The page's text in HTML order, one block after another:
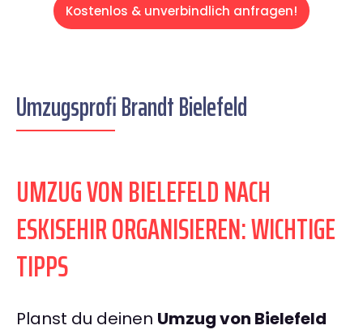
Kostenlos & unverbindlich anfragen!
Umzugsprofi Brandt Bielefeld
UMZUG VON BIELEFELD NACH
ESKISEHIR ORGANISIEREN: WICHTIGE
TIPPS
Planst du deinen Umzug von Bielefeld